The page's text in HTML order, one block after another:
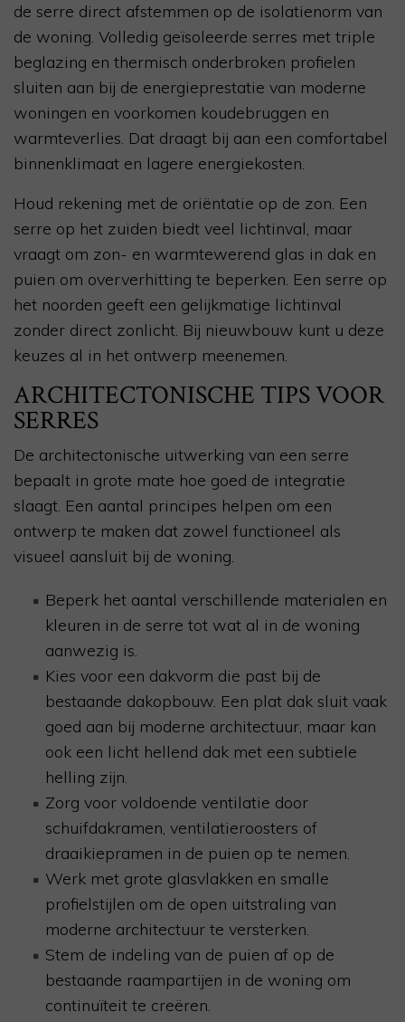
de serre direct afstemmen op de isolatienorm van
de woning. Volledig geïsoleerde serres met triple
beglazing en thermisch onderbroken profielen
sluiten aan bij de energieprestatie van moderne
woningen en voorkomen koudebruggen en
warmteverlies. Dat draagt bij aan een comfortabel
binnenklimaat en lagere energiekosten.
Houd rekening met de oriëntatie op de zon. Een
serre op het zuiden biedt veel lichtinval, maar
vraagt om zon- en warmtewerend glas in dak en
puien om oververhitting te beperken. Een serre op
het noorden geeft een gelijkmatige lichtinval
zonder direct zonlicht. Bij nieuwbouw kunt u deze
keuzes al in het ontwerp meenemen.
ARCHITECTONISCHE TIPS VOOR
SERRES
De architectonische uitwerking van een serre
bepaalt in grote mate hoe goed de integratie
slaagt. Een aantal principes helpen om een
ontwerp te maken dat zowel functioneel als
visueel aansluit bij de woning.
Beperk het aantal verschillende materialen en
kleuren in de serre tot wat al in de woning
aanwezig is.
Kies voor een dakvorm die past bij de
bestaande dakopbouw. Een plat dak sluit vaak
goed aan bij moderne architectuur, maar kan
ook een licht hellend dak met een subtiele
helling zijn.
Zorg voor voldoende ventilatie door
schuifdakramen, ventilatieroosters of
draaikiepramen in de puien op te nemen.
Werk met grote glasvlakken en smalle
profielstijlen om de open uitstraling van
moderne architectuur te versterken.
Stem de indeling van de puien af op de
bestaande raampartijen in de woning om
continuïteit te creëren.